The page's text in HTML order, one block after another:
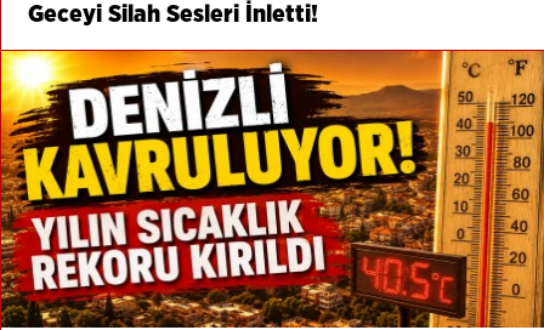
Geceyi Silah Sesleri İnletti!